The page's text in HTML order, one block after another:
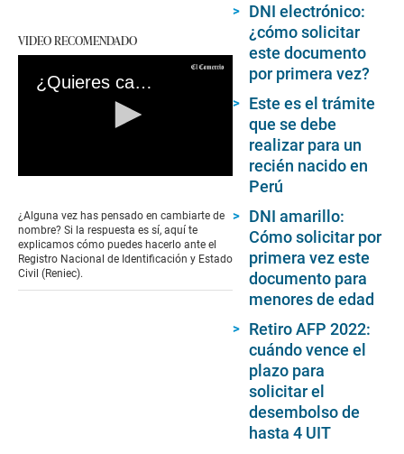
VIDEO RECOMENDADO
¿Quieres cambiar el nombre de tu DNI?: este es el trámite que debes realizar
of
0
seconds
¿Alguna vez has pensado en cambiarte de
nombre? Si la respuesta es sí, aquí te
explicamos cómo puedes hacerlo ante el
Registro Nacional de Identificación y Estado
Civil (Reniec).
DNI electrónico:
¿cómo solicitar
este documento
por primera vez?
Este es el trámite
que se debe
realizar para un
recién nacido en
Perú
DNI amarillo:
Cómo solicitar por
primera vez este
documento para
menores de edad
Retiro AFP 2022:
cuándo vence el
plazo para
solicitar el
desembolso de
hasta 4 UIT